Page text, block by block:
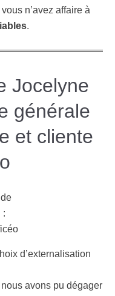
n’avez affaire à
.
Jocelyne
générale
et cliente
d’externalisation
avons pu dégager